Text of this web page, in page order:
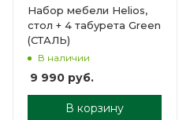
Набор мебели Helios,
стол + 4 табурета Green
(СТАЛЬ)
В наличии
9 990 руб.
В корзину